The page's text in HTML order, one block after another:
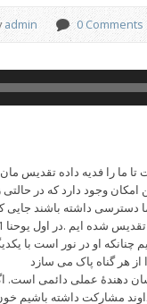
admin 0 Comments
ما را فدیه داده تقدیس مان
وجود دارد که در حالتی
دسترسی داشته باشند
.در اول یوحنا 7:1 چنین می خوانیم
هر گناه پاک می سازد
دهندۀ عملی دائمی است.
مشارکت داشته باشیم